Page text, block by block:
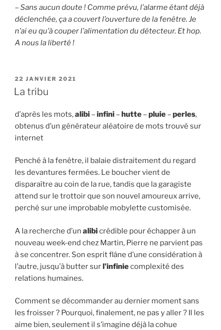
– Sans aucun doute ! Comme prévu, l’alarme étant déjà
déclenchée, ça a couvert l’ouverture de la fenêtre. Je
n’ai eu qu’à couper l’alimentation du détecteur. Et hop.
A nous la liberté !
PUBLIÉ
LE
22 JANVIER 2021
La tribu
d’après les mots,alibi –infini –hutte –pluie –perles,
obtenus d’un générateur aléatoire de mots trouvé sur
internet
Penché à la fenêtre, il balaie distraitement du regard
les devantures fermées. Le boucher vient de
disparaître au coin de la rue, tandis que la garagiste
attend sur le trottoir que son nouvel amoureux arrive,
perché sur une improbable mobylette customisée.
A la recherche d’un alibicrédible pour échapper à un
nouveau week-end chez Martin, Pierre ne parvient pas
à se concentrer. Son esprit flâne d’une considération à
l’autre, jusqu’à butter surl’infiniecomplexité des
relations humaines.
Comment se décommander au dernier moment sans
les froisser ? Pourquoi, finalement, ne pas y aller ? Il les
aime bien, seulement il s’imagine déjà la cohue